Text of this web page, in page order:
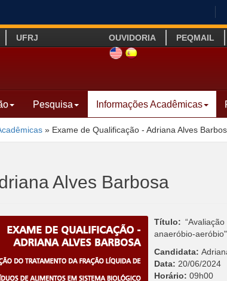
IR
O
UFRJ OUVIDORIA PEQMAIL
SITE INGLÊS
LINK SITE ESPANHOL
Pesquisa Informações Acadêmicas
» Exame de Qualificação - Adriana Alves
Alves Barbosa
Título:
anaeróbio-aeróbio"
Candidata:
Data: 20/06/2024
Horário: 09h00